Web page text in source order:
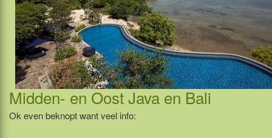
Midden- en Oost Java en Bali
Ok even beknopt want veel info: